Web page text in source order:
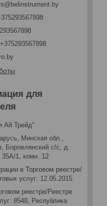
+375293567898
для
Трейд"
Минская обл.,
Боровлянский с/с, д.
35А/1, комн. 12
в Торговом реестре/
услуг: 12.05.2015
реестре/Реестре
8548, Республика